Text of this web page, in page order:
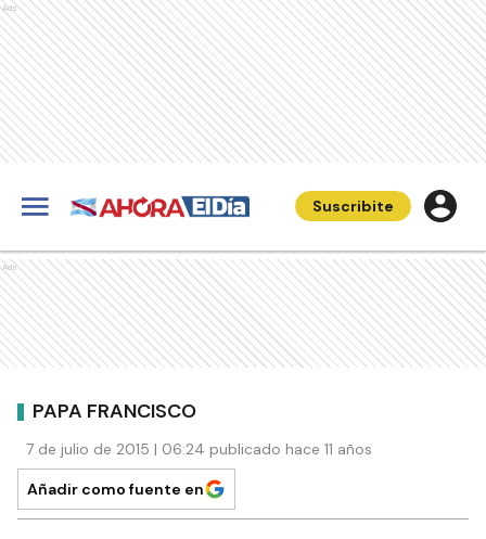
Ads
Suscribite
Ads
PAPA FRANCISCO
7 de julio de 2015 | 06:24 publicado hace 11 años
Añadir como fuente en